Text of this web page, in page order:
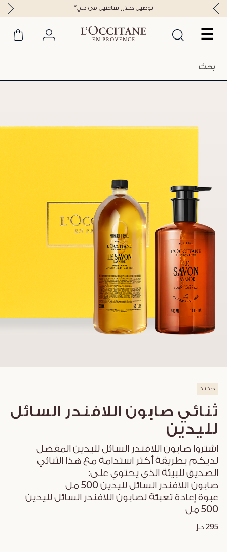
☰
*توصيل خلال ساعتين في دبي
جديد
ثنائي صابون اللافندر السائل
لليدين
اشتروا صابون اللافندر السائل لليدين المفضل
لديكم بطريقة أكثر استدامة مع هذا الثنائي
الصديق للبيئة الذي يحتوي على:
صابون اللافندر السائل لليدين 500 مل
عبوة إعادة تعبئة لصابون اللافندر السائل لليدين
500 مل
295 د.إ